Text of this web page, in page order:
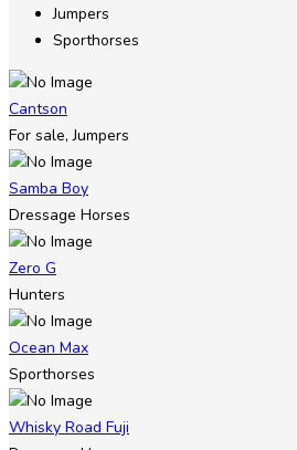
Jumpers
Sporthorses
Cantson
For sale, Jumpers
Samba Boy
Dressage Horses
Zero G
Hunters
Ocean Max
Sporthorses
Whisky Road Fuji